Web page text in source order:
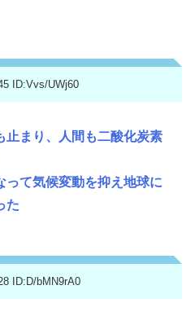
ID:Vvs/UWj60
止まり、人間も二酸化炭素
って気候変動を抑え地球に
た
ID:D/bMN9rA0